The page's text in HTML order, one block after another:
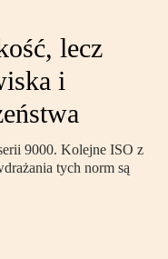
lecz
i
9000. Kolejne ISO z
tych norm są